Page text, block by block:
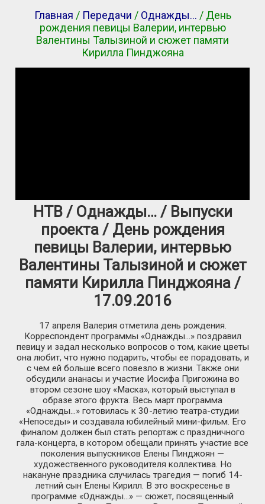
Главная / Передачи / Однажды… / День
рождения певицы Валерии, интервью
Валентины Талызиной и сюжет памяти
Кирилла Пинджояна
НТВ / Однажды… / Выпуски
проекта / День рождения
певицы Валерии, интервью
Валентины Талызиной и сюжет
памяти Кирилла Пинджояна /
17.09.2016
17 апреля Валерия отметила день рождения.
Корреспондент программы «Однажды…» поздравил
певицу и задал несколько вопросов о том, какие цветы
она любит, что нужно подарить, чтобы ее порадовать, и
с чем ей больше всего повезло в жизни. Также они
обсудили ананасы и участие Иосифа Пригожина во
втором сезоне шоу «Маска», который выступал в
образе этого фрукта. Весь март программа
«Однажды…» готовилась к 30-летию театра-студии
«Непоседы» и создавала юбилейный мини-фильм. Его
финалом должен был стать репортаж с праздничного
гала-концерта, в котором обещали принять участие все
поколения выпускников Елены Пинджоян —
художественного руководителя коллектива. Но
накануне праздника случилась трагедия — погиб 14-
летний сын Елены Кирилл. В это воскресенье в
программе «Однажды…» — сюжет, посвященный